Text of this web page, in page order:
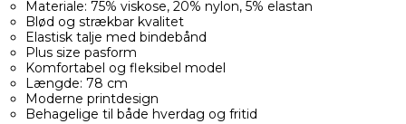
Materiale: 75% viskose, 20% nylon, 5% elastan
Blød og strækbar kvalitet
Elastisk talje med bindebånd
Plus size pasform
Komfortabel og fleksibel model
Længde: 78 cm
Moderne printdesign
Behagelige til både hverdag og fritid